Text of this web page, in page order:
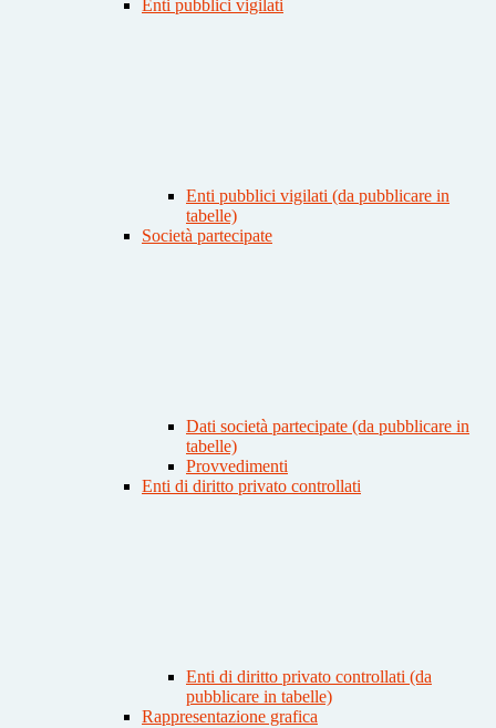
Enti pubblici vigilati
Enti pubblici vigilati (da pubblicare in
tabelle)
Società partecipate
Dati società partecipate (da pubblicare in
tabelle)
Provvedimenti
Enti di diritto privato controllati
Enti di diritto privato controllati (da
pubblicare in tabelle)
Rappresentazione grafica